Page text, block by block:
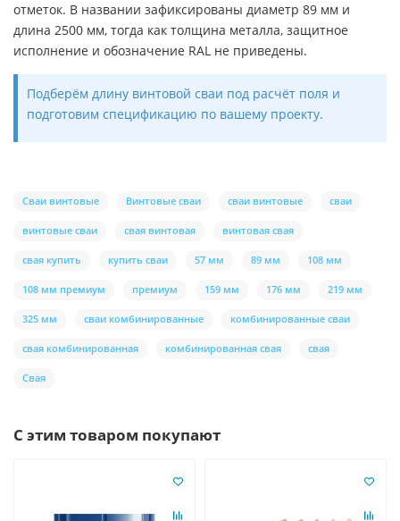
отметок. В названии зафиксированы диаметр 89 мм и
длина 2500 мм, тогда как толщина металла, защитное
исполнение и обозначение RAL не приведены.
Подберём длину винтовой сваи под расчёт поля и
подготовим спецификацию по вашему проекту.
Сваи винтовые Винтовые сваи сваи винтовые сваи
винтовые сваи свая винтовая винтовая свая
свая купить купить сваи 57 мм 89 мм 108 мм
108 мм премиум премиум 159 мм 176 мм 219 мм
325 мм сваи комбинированные комбинированные сваи
свая комбинированная комбинированная свая свая
Свая
С этим товаром покупают